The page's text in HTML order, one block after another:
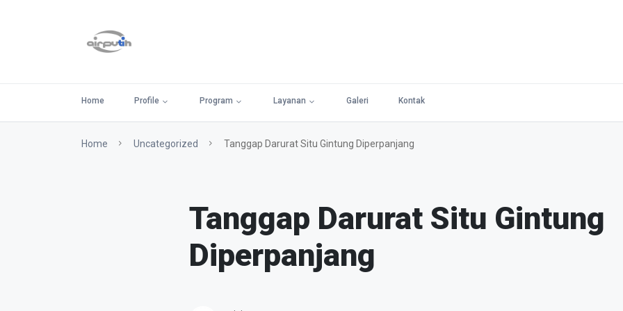
Home Profile Program Layanan Galeri Kontak
Home Uncategorized Tanggap Darurat Situ Gintung Diperpanjang
Tanggap Darurat Situ Gintung
Diperpanjang